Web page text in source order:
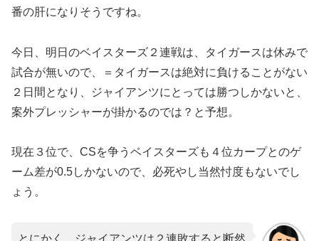
番の肝になりそうですね。
今日、明日のベイスターズ２連戦は、タイガースは休みで
試合が無いので、＝タイガースは絶対に負けることがない
２日間となり、ジャイアンツにとっては勝つしかないと、
案外プレッシャーが掛かるのでは？と予想。
現在３位で、CSを争うベイスターズも４位カープとのゲ
ーム差が0.5しかないので、必死やし当然忖度もないでし
ょう。